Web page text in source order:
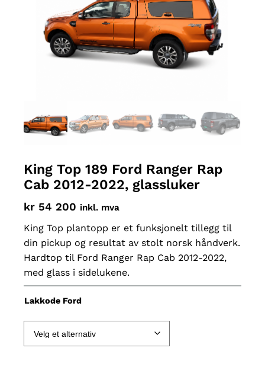
King Top 189 Ford Ranger Rap
Cab 2012-2022, glassluker
kr 54 200 inkl. mva
King Top plantopp er et funksjonelt tillegg til
din pickup og resultat av stolt norsk håndverk.
Hardtop til Ford Ranger Rap Cab 2012-2022,
med glass i sidelukene.
Lakkode Ford